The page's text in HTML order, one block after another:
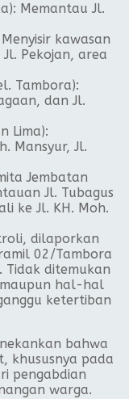
Memantau Jl.
kawasan
Pekojan, area
Tambora):
dan Jl.
Lima):
Mansyur, Jl.
Jembatan
Jl. Tubagus
ke Jl. KH. Moh.
dilaporkan
02/Tambora
Tidak ditemukan
hal-hal
ketertiban
bahwa
khususnya pada
pengabdian
warga.